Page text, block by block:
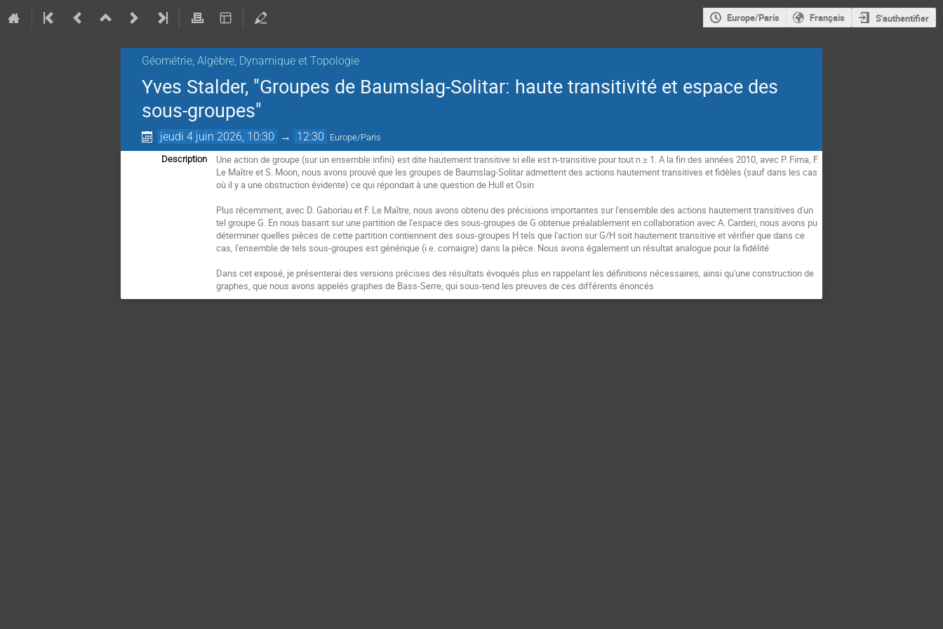
Europe/Paris Français S'authentifier
Géométrie, Algèbre, Dynamique et Topologie
Yves Stalder, "Groupes de Baumslag-Solitar: haute transitivité et espace des
sous-groupes"
jeudi 4 juin 2026, 10:30 → 12:30 Europe/Paris
Description
Une action de groupe (sur un ensemble infini) est dite hautement transitive si elle est n-transitive pour tout n ≥ 1. A la fin des années 2010, avec P. Fima, F.
Le Maître et S. Moon, nous avons prouvé que les groupes de Baumslag-Solitar admettent des actions hautement transitives et fidèles (sauf dans les cas
où il y a une obstruction évidente) ce qui répondait à une question de Hull et Osin
Plus récemment, avec D. Gaboriau et F. Le Maître, nous avons obtenu des précisions importantes sur l'ensemble des actions hautement transitives d'un
tel groupe G. En nous basant sur une partition de l'espace des sous-groupes de G obtenue préalablement en collaboration avec A. Carderi, nous avons pu
déterminer quelles pièces de cette partition contiennent des sous-groupes H tels que l'action sur G/H soit hautement transitive et vérifier que dans ce
cas, l'ensemble de tels sous-groupes est générique (i.e. comaigre) dans la pièce. Nous avons également un résultat analogue pour la fidélité
Dans cet exposé, je présenterai des versions précises des résultats évoqués plus en rappelant les définitions nécessaires, ainsi qu'une construction de
graphes, que nous avons appelés graphes de Bass-Serre, qui sous-tend les preuves de ces différents énoncés